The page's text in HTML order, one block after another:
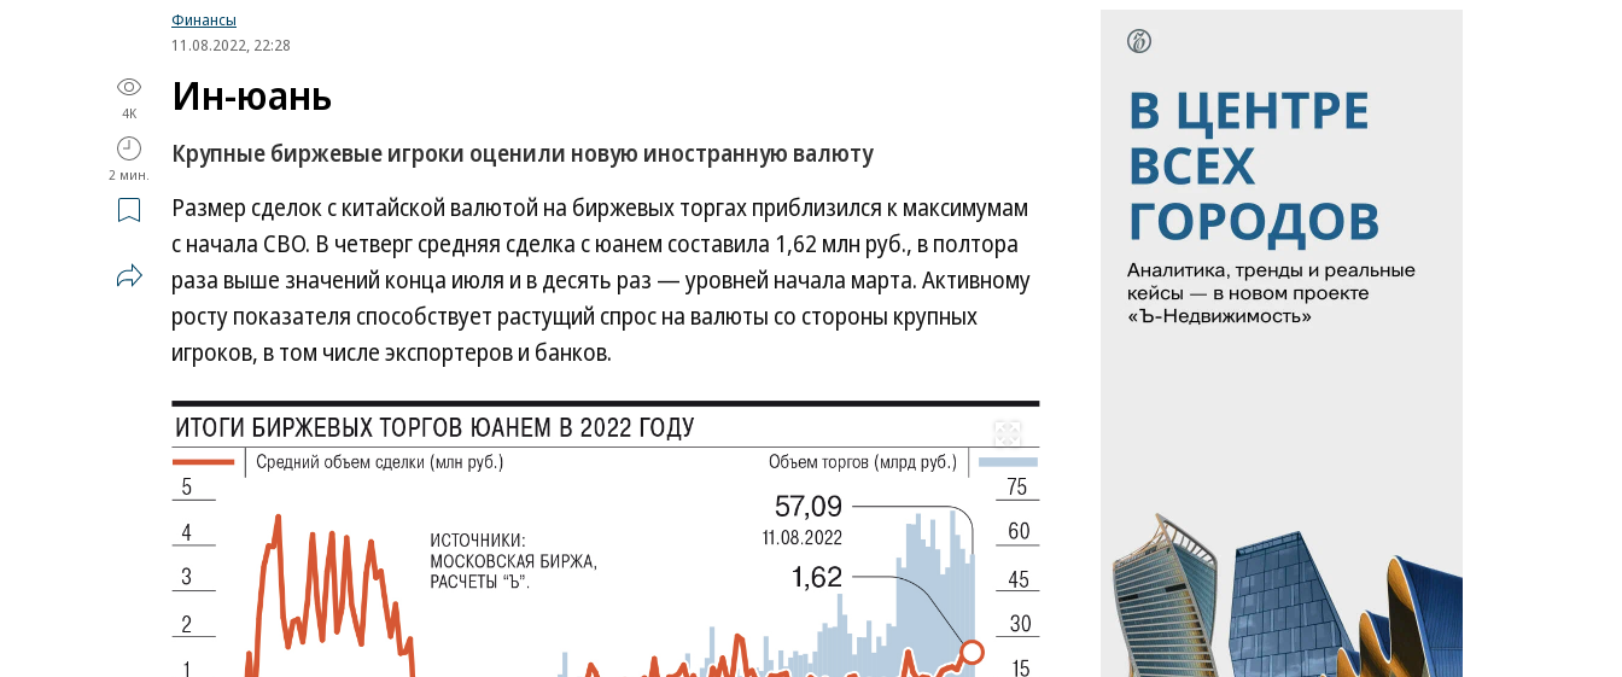
Финансы
11.08.2022, 22:28
4K
2 мин.
Ин-юань
Крупные биржевые игроки оценили новую иностранную валюту
Размер сделок с китайской валютой на биржевых торгах приблизился к максимумам
с начала СВО. В четверг средняя сделка с юанем составила 1,62 млн руб., в полтора
раза выше значений конца июля и в десять раз — уровней начала марта. Активному
росту показателя способствует растущий спрос на валюты со стороны крупных
игроков, в том числе экспортеров и банков.
Развернуть на весь экран